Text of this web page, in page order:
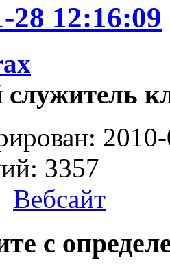
28 12:16:09
служитель
3357
Вебсайт
с